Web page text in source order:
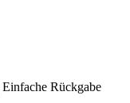
Einfache Rückgabe